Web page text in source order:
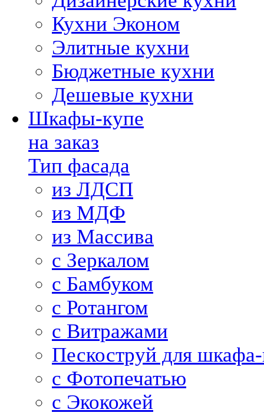
Кухни Эконом
Элитные кухни
Бюджетные кухни
Дешевые кухни
Шкафы-купе
на заказ
Тип фасада
из ЛДСП
из МДФ
из Массива
с Зеркалом
с Бамбуком
с Ротангом
с Витражами
Пескоструй для
с Фотопечатью
с Экокожей